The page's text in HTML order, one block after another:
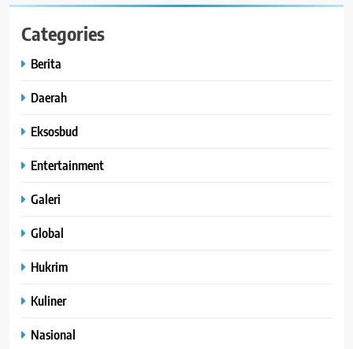
Categories
Berita
Daerah
Eksosbud
Entertainment
Galeri
Global
Hukrim
Kuliner
Nasional